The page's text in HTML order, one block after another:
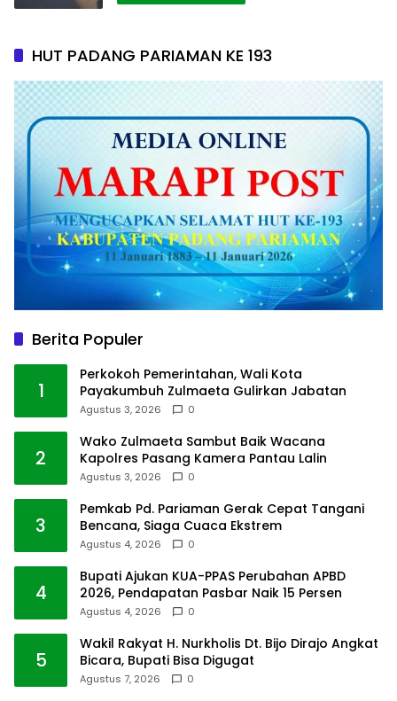
HUT PADANG PARIAMAN KE 193
Berita Populer
1
Perkokoh Pemerintahan, Wali Kota
Payakumbuh Zulmaeta Gulirkan Jabatan
Agustus 3, 2026 0
2
Wako Zulmaeta Sambut Baik Wacana
Kapolres Pasang Kamera Pantau Lalin
Agustus 3, 2026 0
3
Pemkab Pd. Pariaman Gerak Cepat Tangani
Bencana, Siaga Cuaca Ekstrem
Agustus 4, 2026 0
4
Bupati Ajukan KUA-PPAS Perubahan APBD
2026, Pendapatan Pasbar Naik 15 Persen
Agustus 4, 2026 0
5
Wakil Rakyat H. Nurkholis Dt. Bijo Dirajo Angkat
Bicara, Bupati Bisa Digugat
Agustus 7, 2026 0